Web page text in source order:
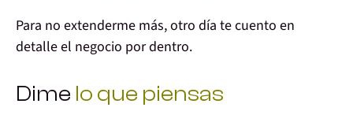
Para no extenderme más,otro día te cuento en
detalleel negocio por dentro.
Dime lo que piensas